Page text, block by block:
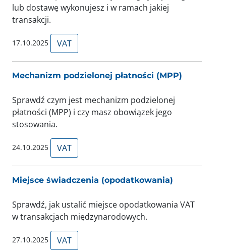
lub dostawę wykonujesz i w ramach jakiej
transakcji.
17.10.2025 VAT
Mechanizm podzielonej płatności (MPP)
Sprawdź czym jest mechanizm podzielonej
płatności (MPP) i czy masz obowiązek jego
stosowania.
24.10.2025 VAT
Miejsce świadczenia (opodatkowania)
Sprawdź, jak ustalić miejsce opodatkowania VAT
w transakcjach międzynarodowych.
27.10.2025 VAT